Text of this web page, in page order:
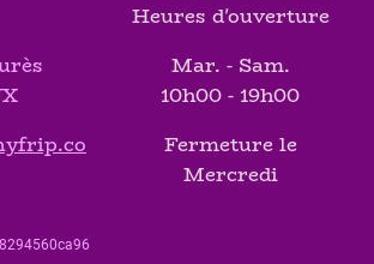
Heures d'ouverture
Mar. - Sam.
10h00 - 19h00
Fermeture le
Mercredi